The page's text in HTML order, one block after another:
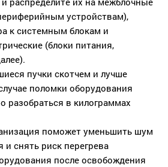
устройствам),
к системным блокам и
(блоки питания,
пучки скотчем и лучше
поломки оборудования
разобраться в килограммах
поможет уменьшить шум
снять риск перегрева
после освобождения